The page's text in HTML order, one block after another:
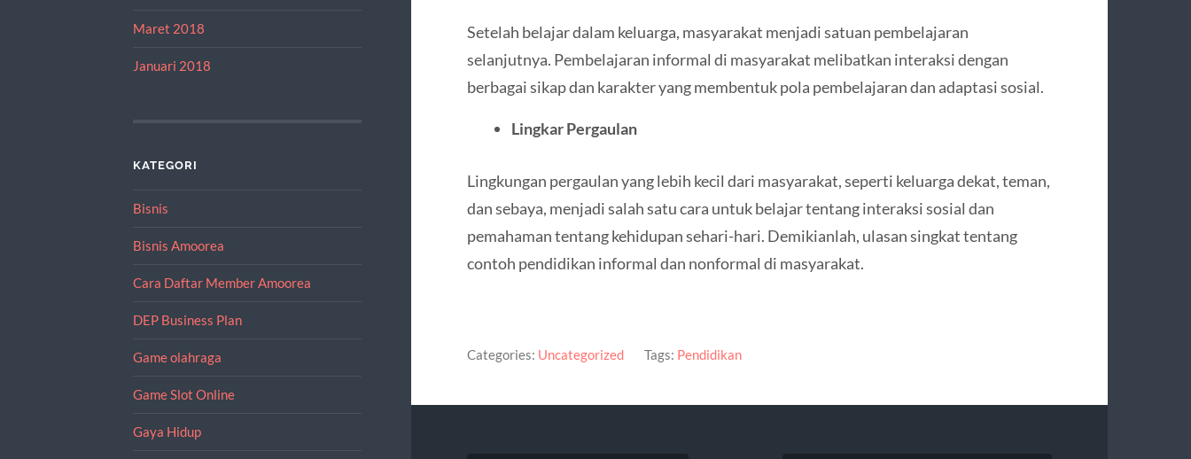
Maret 2018
Januari 2018
KATEGORI
Bisnis
Bisnis Amoorea
Cara Daftar Member Amoorea
DEP Business Plan
Game olahraga
Game Slot Online
Gaya Hidup
Setelah belajar dalam keluarga, masyarakat menjadi satuan pembelajaran
selanjutnya. Pembelajaran informal di masyarakat melibatkan interaksi dengan
berbagai sikap dan karakter yang membentuk pola pembelajaran dan adaptasi sosial.
Lingkar Pergaulan
Lingkungan pergaulan yang lebih kecil dari masyarakat, seperti keluarga dekat, teman,
dan sebaya, menjadi salah satu cara untuk belajar tentang interaksi sosial dan
pemahaman tentang kehidupan sehari-hari. Demikianlah, ulasan singkat tentang
contoh pendidikan informal dan nonformal di masyarakat.
Categories: Uncategorized Tags: Pendidikan